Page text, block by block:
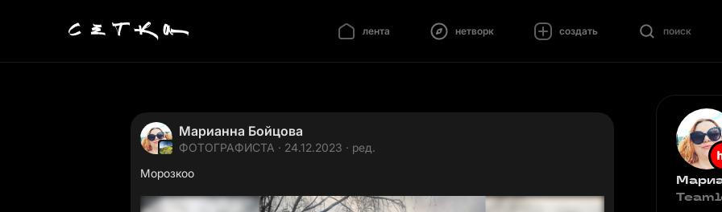
лента нетворк создать поиск
Марианна Бойцова
ФОТОГРАФИСТА · 24.12.2023 · ред.
Морозкоо